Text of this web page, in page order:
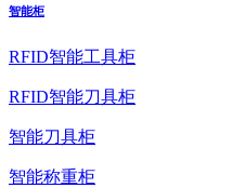
智能柜
RFID智能工具柜
RFID智能刀具柜
智能刀具柜
智能称重柜